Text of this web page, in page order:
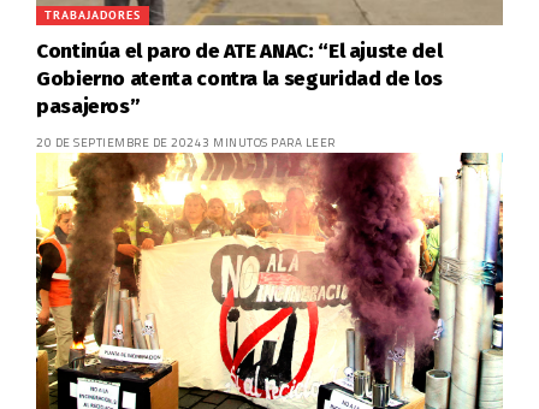
TRABAJADORES
Continúa el paro de ATE ANAC: “El ajuste del
Gobierno atenta contra la seguridad de los
pasajeros”
20 DE SEPTIEMBRE DE 20243 MINUTOS PARA LEER